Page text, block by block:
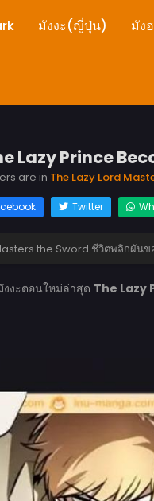
มังงะ(ญี่ปุ่น) มัง
Lazy Prince
are in The Lazy Lord
Twitter
the Sword ชีวิตพลิกผันข
งงะตอนใหม่ล่าสุด The Lazy